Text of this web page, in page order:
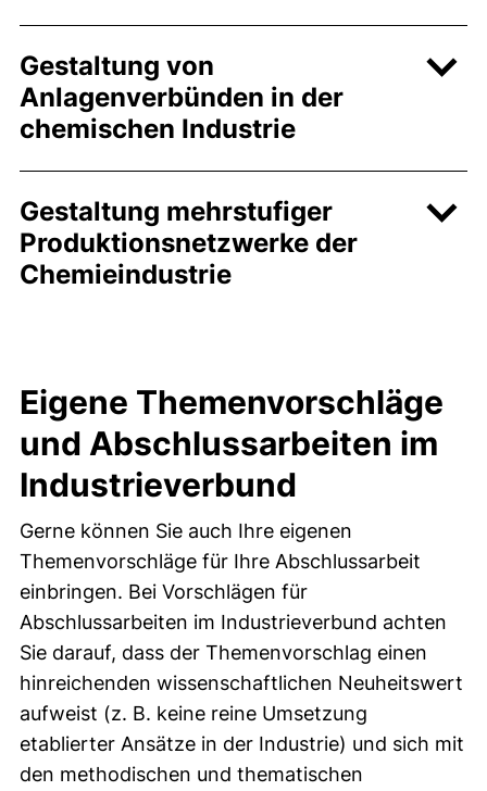
Gestaltung von
Anlagenverbünden in der
chemischen Industrie
Gestaltung mehrstufiger
Produktionsnetzwerke der
Chemieindustrie
Eigene Themenvorschläge
und Abschlussarbeiten im
Industrieverbund
Gerne können Sie auch Ihre eigenen
Themenvorschläge für Ihre Abschlussarbeit
einbringen. Bei Vorschlägen für
Abschlussarbeiten im Industrieverbund achten
Sie darauf, dass der Themenvorschlag einen
hinreichenden wissenschaftlichen Neuheitswert
aufweist (z. B. keine reine Umsetzung
etablierter Ansätze in der Industrie) und sich mit
den methodischen und thematischen